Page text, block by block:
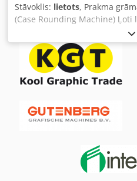
Stāvoklis: lietots, Prakma
(Case Rounding Machine)
darbojas. Pieejami dažādi
iekārtas uz vietas
iekārta, saiņošanas iekārta,
skavošanas iekārta). Djdpfsty
noliktavā. Cena bez PVN,
komersantiem. Pārdošana